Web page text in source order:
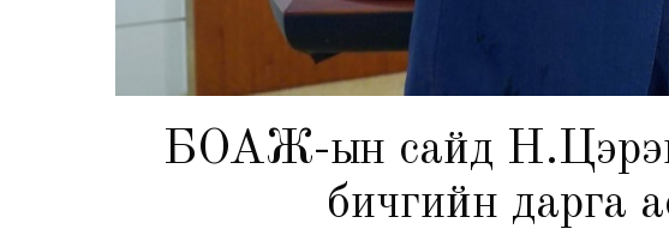
БОАЖ-ын сайд
бичгийн дарга